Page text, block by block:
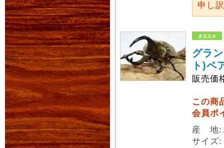
申し
グラ
ト)ペ
販売価
この商
会員ポ
産 地:
サイ